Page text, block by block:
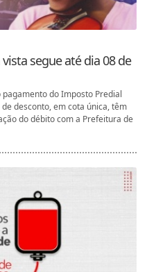
segue até dia 08 de
do Imposto Predial
desconto, em cota única, têm
do débito com a Prefeitura de